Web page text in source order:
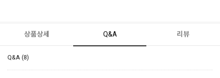
상품상세 Q&A 리뷰
Q&A (8)